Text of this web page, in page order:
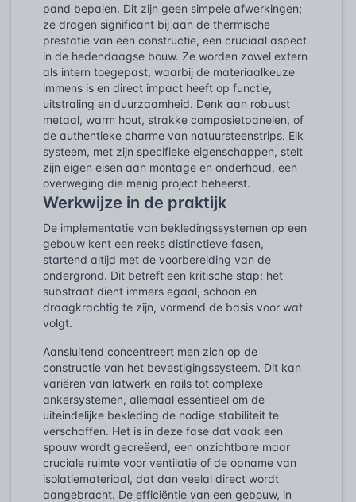
pand bepalen. Dit zijn geen simpele afwerkingen;
ze dragen significant bij aan de thermische
prestatie van een constructie, een cruciaal aspect
in de hedendaagse bouw. Ze worden zowel extern
als intern toegepast, waarbij de materiaalkeuze
immens is en direct impact heeft op functie,
uitstraling en duurzaamheid. Denk aan robuust
metaal, warm hout, strakke composietpanelen, of
de authentieke charme van natuursteenstrips. Elk
systeem, met zijn specifieke eigenschappen, stelt
zijn eigen eisen aan montage en onderhoud, een
overweging die menig project beheerst.
Werkwijze in de praktijk
De implementatie van bekledingssystemen op een
gebouw kent een reeks distinctieve fasen,
startend altijd met de voorbereiding van de
ondergrond. Dit betreft een kritische stap; het
substraat dient immers egaal, schoon en
draagkrachtig te zijn, vormend de basis voor wat
volgt.
Aansluitend concentreert men zich op de
constructie van het bevestigingssysteem. Dit kan
variëren van latwerk en rails tot complexe
ankersystemen, allemaal essentieel om de
uiteindelijke bekleding de nodige stabiliteit te
verschaffen. Het is in deze fase dat vaak een
spouw wordt gecreëerd, een onzichtbare maar
cruciale ruimte voor ventilatie of de opname van
isolatiemateriaal, dat dan veelal direct wordt
aangebracht. De efficiëntie van een gebouw, in